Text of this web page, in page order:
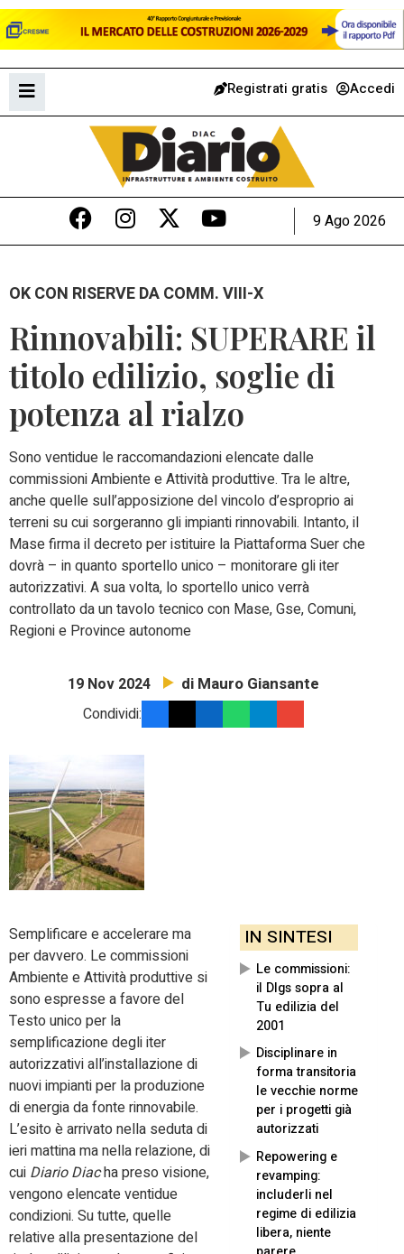
Registrati gratis Accedi
9 Ago 2026
OK CON RISERVE DA COMM. VIII-X
Rinnovabili: SUPERARE il
titolo edilizio, soglie di
potenza al rialzo
Sono ventidue le raccomandazioni elencate dalle
commissioni Ambiente e Attività produttive. Tra le altre,
anche quelle sull’apposizione del vincolo d’esproprio ai
terreni su cui sorgeranno gli impianti rinnovabili. Intanto, il
Mase firma il decreto per istituire la Piattaforma Suer che
dovrà – in quanto sportello unico – monitorare gli iter
autorizzativi. A sua volta, lo sportello unico verrà
controllato da un tavolo tecnico con Mase, Gse, Comuni,
Regioni e Province autonome
19 Nov 2024 di Mauro Giansante
Condividi:
IN SINTESI
Le commissioni:
il Dlgs sopra al
Tu edilizia del
2001
Disciplinare in
forma transitoria
le vecchie norme
per i progetti già
autorizzati
Repowering e
revamping:
includerli nel
regime di edilizia
libera, niente
Semplificare e accelerare ma
per davvero. Le commissioni
Ambiente e Attività produttive si
sono espresse a favore del
Testo unico per la
semplificazione degli iter
autorizzativi all’installazione di
nuovi impianti per la produzione
di energia da fonte rinnovabile.
L’esito è arrivato nella seduta di
ieri mattina ma nella relazione, di
cui Diario Diacha preso visione,
vengono elencate ventidue
condizioni. Su tutte, quelle
relative alla presentazione del